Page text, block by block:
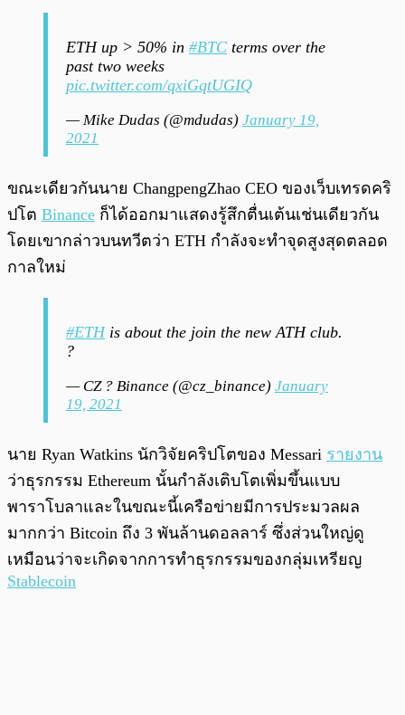
ETH up > 50% in #BTC terms over the
past two weeks
pic.twitter.com/qxiGqtUGIQ
— Mike Dudas (@mdudas) January 19,
2021
ขณะเดียวกันนาย ChangpengZhao CEO ของเว็บเทรดคริ
ปโต Binance ก็ได้ออกมาแสดงรู้สึกตื่นเต้นเช่นเดียวกัน
โดยเขากล่าวบนทวีตว่า ETH กำลังจะทำจุดสูงสุดตลอด
กาลใหม่
#ETHis about the join the new ATH club.
?
— CZ ? Binance (@cz_binance) January
19, 2021
นาย Ryan Watkins นักวิจัยคริปโตของ Messari รายงาน
ว่าธุรกรรม Ethereum นั้นกำลังเติบโตเพิ่มขึ้นแบบ
พาราโบลาและในขณะนี้เครือข่ายมีการประมวลผล
มากกว่า Bitcoin ถึง 3 พันล้านดอลลาร์ ซึ่งส่วนใหญ่ดู
เหมือนว่าจะเกิดจากการทำธุรกรรมของกลุ่มเหรียญ
Stablecoin